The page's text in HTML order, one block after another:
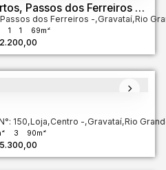
Passos dos Ferreiros -
2.200,00
Passos dos Ferreiros ,Gravataí,Rio
1 1 69m²
5.300,00
150,Loja,Centro ,Gravataí,Rio
3 90m²